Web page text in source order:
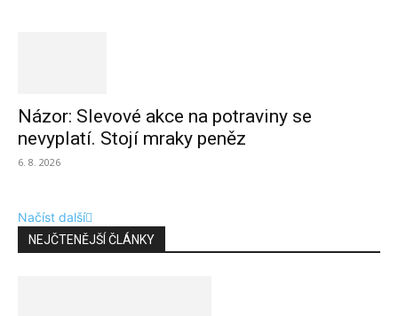
Názor: Slevové akce na potraviny se
nevyplatí. Stojí mraky peněz
6. 8. 2026
Načíst další
NEJČTENĚJŠÍ ČLÁNKY